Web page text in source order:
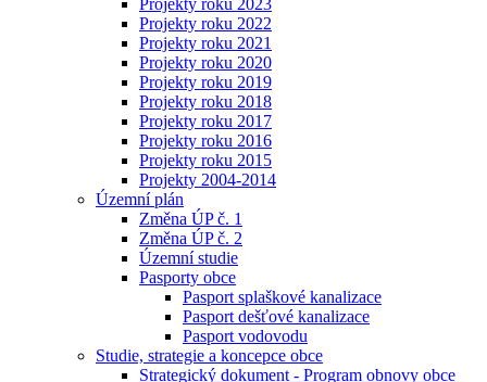
Projekty roku 2023
Projekty roku 2022
Projekty roku 2021
Projekty roku 2020
Projekty roku 2019
Projekty roku 2018
Projekty roku 2017
Projekty roku 2016
Projekty roku 2015
Projekty 2004-2014
Územní plán
Změna ÚP č. 1
Změna ÚP č. 2
Územní studie
Pasporty obce
Pasport splaškové kanalizace
Pasport dešťové kanalizace
Pasport vodovodu
Studie, strategie a koncepce obce
Strategický dokument - Program obnovy obce